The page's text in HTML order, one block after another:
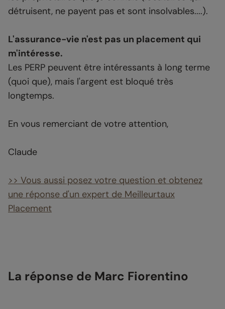
détruisent, ne payent pas et sont insolvables....).
L'assurance-vie n'est pas un placement qui
m'intéresse.
Les PERP peuvent être intéressants à long terme
(quoi que), mais l'argent est bloqué très
longtemps.
En vous remerciant de votre attention,
Claude
>> Vous aussi posez votre question et obtenez
une réponse d'un expert de Meilleurtaux
Placement
La réponse de Marc Fiorentino